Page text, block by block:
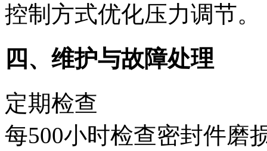
控制方式优化压力调节。
四、维护与故障处理‌
定期检查‌
每500小时检查密封件磨